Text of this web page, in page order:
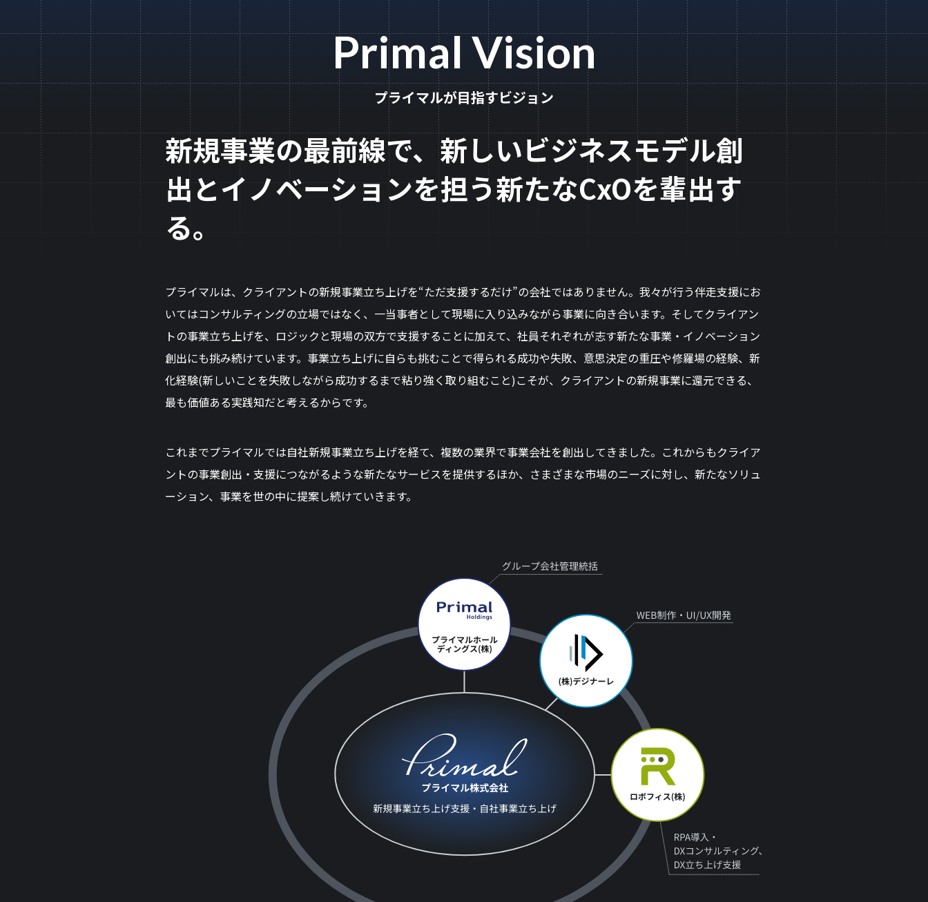
Primal Vision
プライマルが目指すビジョン
新規事業の最前線で、新しいビジネスモデル創
出とイノベーションを担う新たなCxOを輩出す
る。
プライマルは、クライアントの新規事業立ち上げを“ただ支援するだけ”の会社ではありません。我々が行う伴走支援にお
いてはコンサルティングの立場ではなく、一当事者として現場に入り込みながら事業に向き合います。そしてクライアン
トの事業立ち上げを、ロジックと現場の双方で支援することに加えて、社員それぞれが志す新たな事業・イノベーション
創出にも挑み続けています。事業立ち上げに自らも挑むことで得られる成功や失敗、意思決定の重圧や修羅場の経験、新
化経験(新しいことを失敗しながら成功するまで粘り強く取り組むこと)こそが、クライアントの新規事業に還元できる、
最も価値ある実践知だと考えるからです。
これまでプライマルでは自社新規事業立ち上げを経て、複数の業界で事業会社を創出してきました。これからもクライア
ントの事業創出・支援につながるような新たなサービスを提供するほか、さまざまな市場のニーズに対し、新たなソリュ
ーション、事業を世の中に提案し続けていきます。